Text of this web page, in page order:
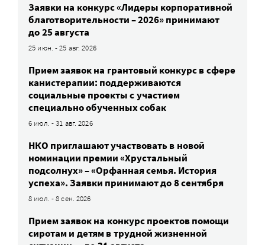
Заявки на конкурс «Лидеры корпоративной
благотворительности – 2026» принимают
до 25 августа
25 июн. - 25 авг. 2026
Прием заявок на грантовый конкурс в сфере
канистерапии: поддерживаются
социальные проекты с участием
специально обученных собак
6 июл. - 31 авг. 2026
НКО приглашают участвовать в новой
номинации премии «Хрустальный
подсолнух» – «Орфанная семья. История
успеха». Заявки принимают до 8 сентября
8 июл. - 8 сен. 2026
Прием заявок на конкурс проектов помощи
сиротам и детям в трудной жизненной